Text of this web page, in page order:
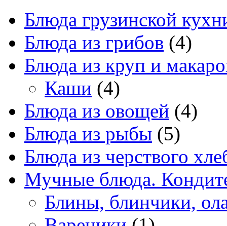
Блюда грузинской
Блюда из грибов (4)
Блюда из круп и
Каши (4)
Блюда из овощей (4)
Блюда из рыбы (5)
Блюда из черствого
Мучные блюда.
Блины, блинчики,